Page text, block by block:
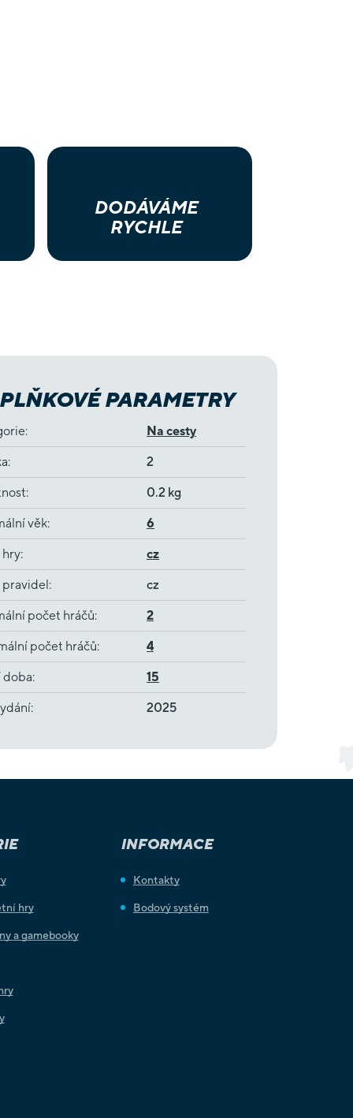
DODÁVÁME
RYCHLE
PARAMETRY
: Na cesty
: 2
: 0.2 kg
věk: 6
hry: cz
pravidel: cz
počet hráčů: 2
počet hráčů: 4
doba: 15
: 2025
hry
a gamebooky
INFORMACE
Kontakty
Bodový systém